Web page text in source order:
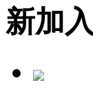
新加